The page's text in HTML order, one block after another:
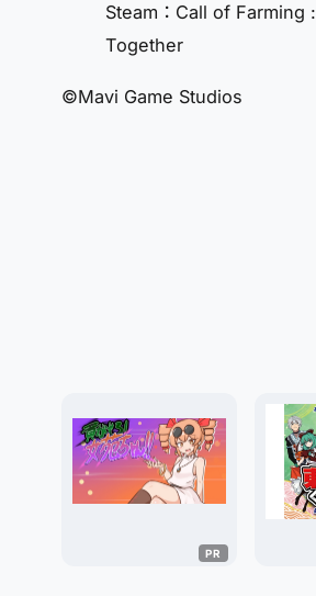
Steam：Call of Farming :
Together
©Mavi Game Studios